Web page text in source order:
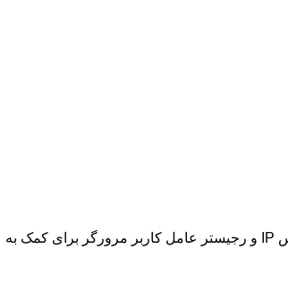
هنگامی که بازدیدکنندگان نظرات خود را در سایت می‌نویسند، ما اطلاعاتی را که در فرم نظرات و همچنین بازدید کننده‌ها ارائه می‌شود جمع آوری می‌کنیم ’s آدرس IP و رجیستر عامل کاربر مرورگر برای کمک به